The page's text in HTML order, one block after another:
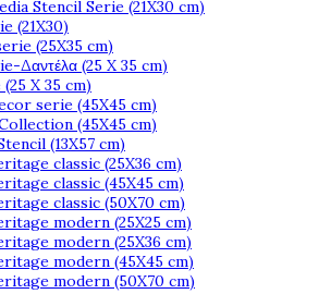
Stencil Serie (21X30 cm)
(21X30)
(25X35 cm)
Δαντέλα (25 X 35 cm)
X 35 cm)
serie (45X45 cm)
(45X45 cm)
(13X57 cm)
classic (25X36 cm)
classic (45X45 cm)
classic (50X70 cm)
modern (25X25 cm)
modern (25X36 cm)
modern (45X45 cm)
modern (50X70 cm)